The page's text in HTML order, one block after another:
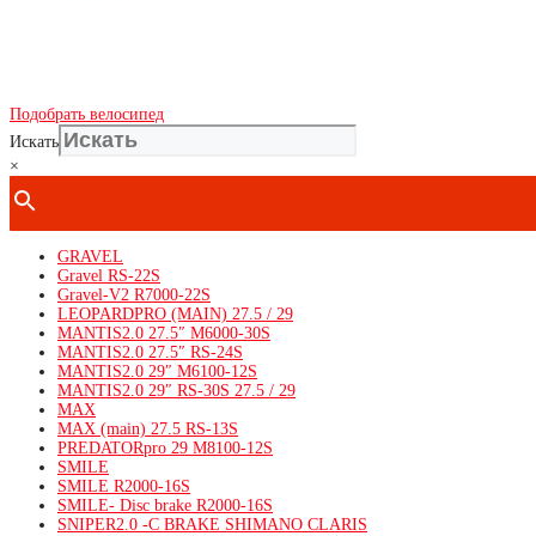
Подобрать велосипед
Искать
×
GRAVEL
Gravel RS-22S
Gravel-V2 R7000-22S
LEOPARDPRO (MAIN) 27.5 / 29
MANTIS2.0 27.5″ M6000-30S
MANTIS2.0 27.5″ RS-24S
MANTIS2.0 29″ M6100-12S
MANTIS2.0 29″ RS-30S 27.5 / 29
MAX
MAX (main) 27.5 RS-13S
PREDATORpro 29 M8100-12S
SMILE
SMILE R2000-16S
SMILE- Disc brake R2000-16S
SNIPER2.0 -C BRAKE SHIMANO CLARIS